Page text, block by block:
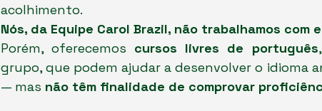
acolhimento.
Nós, da Equipe Carol Brazil, não trabalhamos com
Porém, oferecemos cursos livres de português
grupo, que podem ajudar a desenvolver o idioma
— mas não têm finalidade de comprovar